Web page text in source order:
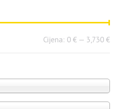
Cijena: 0 € — 3,730 €